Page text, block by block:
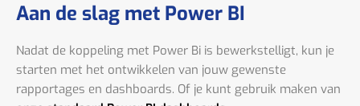
Aan de slag met Power BI
Nadat de koppeling met Power Bi is bewerkstelligt, kun je
starten met het ontwikkelen van jouw gewenste
rapportages en dashboards. Of je kunt gebruik maken van